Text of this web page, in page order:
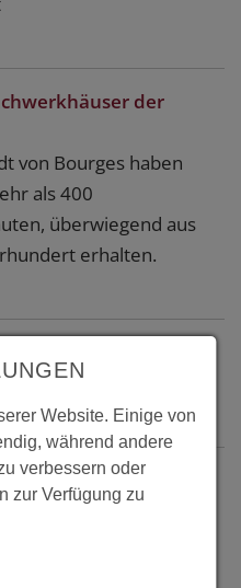
der
von Bourges haben
als 400
überwiegend aus
erhalten.
aus dem Jahre 1667
aus dem Jahre 1636,
genutzt
Website. Einige von
während andere
verbessern oder
zur Verfügung zu